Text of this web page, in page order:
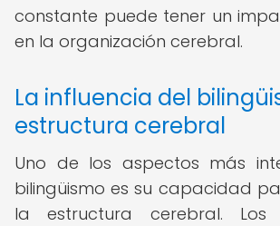
constante puede tener un
en la organización cerebral.
La influencia del
estructura cerebral
Uno de los aspectos más
bilingüismo es su capacidad
la estructura cerebral. Los